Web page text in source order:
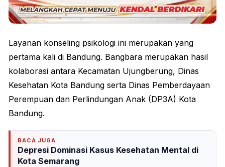
Layanan konseling psikologi ini merupakan yang
pertama kali di Bandung. Bangbara merupakan hasil
kolaborasi antara Kecamatan Ujungberung, Dinas
Kesehatan Kota Bandung serta Dinas Pemberdayaan
Perempuan dan Perlindungan Anak (DP3A) Kota
Bandung.
BACA JUGA
Depresi Dominasi Kasus Kesehatan Mental di
Kota Semarang